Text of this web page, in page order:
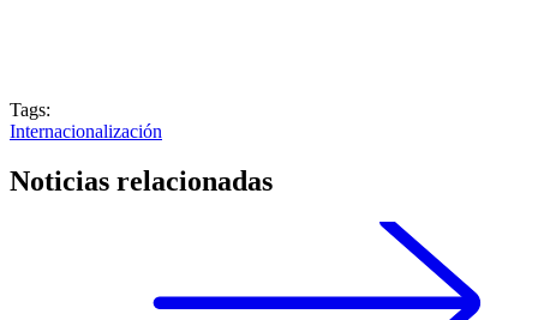
Tags:
Internacionalización
Noticias relacionadas